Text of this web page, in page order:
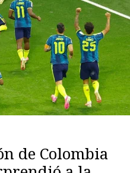
de Colombia